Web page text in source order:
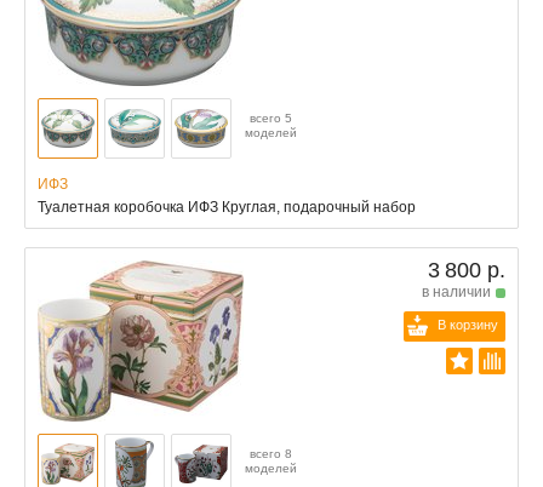
всего 5
моделей
ИФЗ
Туалетная коробочка ИФЗ Круглая, подарочный набор
3 800 р.
в наличии
В корзину
всего 8
моделей